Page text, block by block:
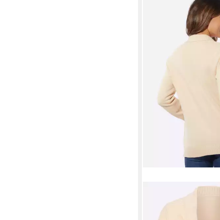
Strickjacke Cardigan
Rippoptik, Jersey